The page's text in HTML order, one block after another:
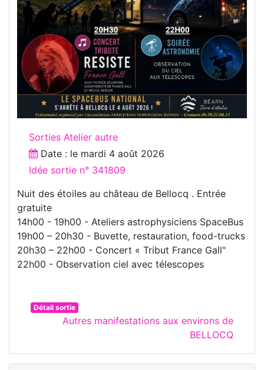
Sorties Atelier autre
Date : le mardi 4 août 2026
Idée sortie n° 341809
Nuit des étoiles au château de Bellocq . Entrée
gratuite
14h00 - 19h00 - Ateliers astrophysiciens SpaceBus
19h00 – 20h30 - Buvette, restauration, food-trucks
20h30 – 22h00 - Concert « Tribut France Gall"
22h00 - Observation ciel avec télescopes
Détail sortie
Autres manifestations aux environs de
BELLOCQ